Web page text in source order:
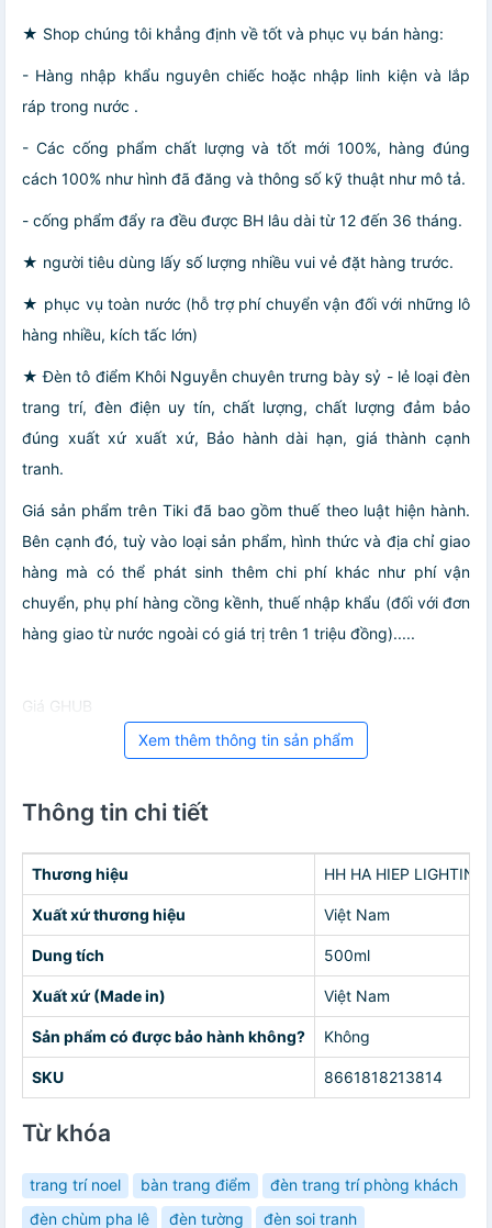
★ Shop chúng tôi khẳng định về tốt và phục vụ bán hàng:
- Hàng nhập khẩu nguyên chiếc hoặc nhập linh kiện và lắp
ráp trong nước .
- Các cống phẩm chất lượng và tốt mới 100%, hàng đúng
cách 100% như hình đã đăng và thông số kỹ thuật như mô tả.
- cống phẩm đẩy ra đều được BH lâu dài từ 12 đến 36 tháng.
★ người tiêu dùng lấy số lượng nhiều vui vẻ đặt hàng trước.
★ phục vụ toàn nước (hỗ trợ phí chuyển vận đối với những lô
hàng nhiều, kích tấc lớn)
★ Đèn tô điểm Khôi Nguyễn chuyên trưng bày sỷ - lẻ loại đèn
trang trí, đèn điện uy tín, chất lượng, chất lượng đảm bảo
đúng xuất xứ xuất xứ, Bảo hành dài hạn, giá thành cạnh
tranh.
Giá sản phẩm trên Tiki đã bao gồm thuế theo luật hiện hành.
Bên cạnh đó, tuỳ vào loại sản phẩm, hình thức và địa chỉ giao
hàng mà có thể phát sinh thêm chi phí khác như phí vận
chuyển, phụ phí hàng cồng kềnh, thuế nhập khẩu (đối với đơn
hàng giao từ nước ngoài có giá trị trên 1 triệu đồng).....
Giá GHUB
Xem thêm thông tin sản phẩm
Thông tin chi tiết
Thương hiệu HH HA HIEP LIGHTING
Xuất xứ thương hiệu Việt Nam
Dung tích 500ml
Xuất xứ (Made in) Việt Nam
Sản phẩm có được bảo hành không? Không
SKU 8661818213814
Từ khóa
trang trí noel bàn trang điểm
đèn trang trí phòng khách
đèn chùm pha lê
đèn tường
đèn soi tranh